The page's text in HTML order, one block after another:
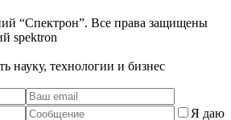
“Спектрон”. Все права защищены
spektron
науку, технологии и бизнес
Я даю